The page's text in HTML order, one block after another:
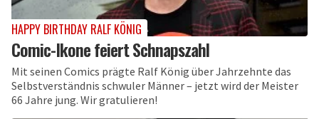
HAPPY BIRTHDAY RALF KÖNIG
Comic-Ikone feiert Schnapszahl
Mit seinen Comics prägte Ralf König über Jahrzehnte das
Selbstverständnis schwuler Männer – jetzt wird der Meister
66 Jahre jung. Wir gratulieren!